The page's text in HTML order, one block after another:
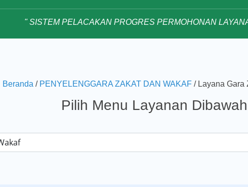
" SISTEM PELACAKAN PROGRES PERMOHONAN
Beranda / PENYELENGGARA ZAKAT DAN WAKAF/ Layana Gara
Pilih Menu Layanan Dibawah